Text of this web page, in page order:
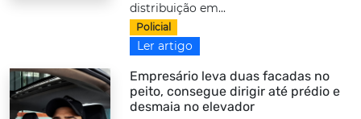
distribuição em...
Policial
Ler artigo
Empresário leva duas facadas no
peito, consegue dirigir até prédio e
desmaia no elevador